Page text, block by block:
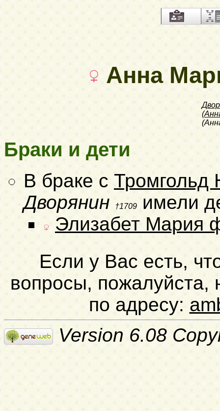
Анна
(
Браки и дети
В браке с Тромгольд
Дворянин
†1709
имели
Элизабет Мария
Если у Вас есть,
вопросы, пожалуйста,
по адресу:
Version 6.08